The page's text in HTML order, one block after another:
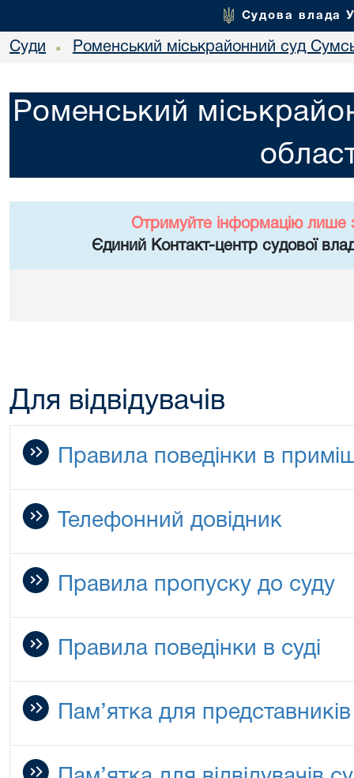
Судова влада
Суди • Роменський міськрайонний суд
Роменський
Отримуйте інформацію лише
Єдиний Контакт-центр судової
Для відвідувачів
Правила поведінки в
Телефонний довідник
Правила пропуску до суду
Правила поведінки в суді
Пам’ятка для